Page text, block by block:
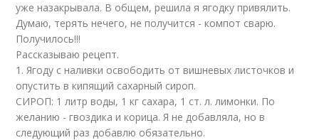
уже назакрывала. В общем, решила я ягодку привялить.
Думаю, терять нечего, не получится - компот сварю.
Получилось!!!
Рассказываю рецепт.
1. Ягоду с наливки освободить от вишневых листочков и
опустить в кипящий сахарный сироп.
СИРОП: 1 литр воды, 1 кг сахара, 1 ст. л. лимонки. По
желанию - гвоздика и корица. Я не добавляла, но в
следующий раз добавлю обязательно.